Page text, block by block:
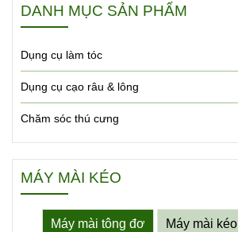
DANH MỤC SẢN PHẨM
Dụng cụ làm tóc
Dụng cụ cạo râu & lông
Chăm sóc thú cưng
MÁY MÀI KÉO
Máy mài tông đơ Máy mài kéo